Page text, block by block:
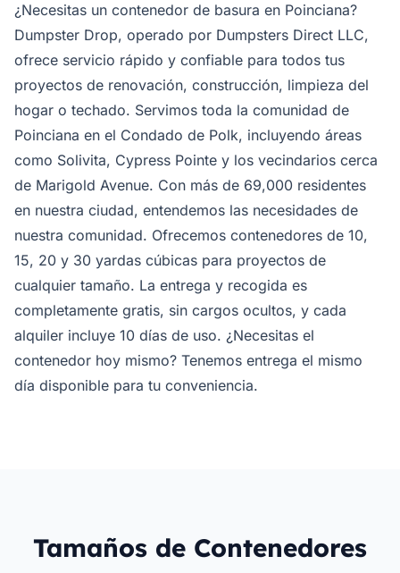
¿Necesitas un contenedor de basura en Poinciana?
Dumpster Drop, operado por Dumpsters Direct LLC,
ofrece servicio rápido y confiable para todos tus
proyectos de renovación, construcción, limpieza del
hogar o techado. Servimos toda la comunidad de
Poinciana en el Condado de Polk, incluyendo áreas
como Solivita, Cypress Pointe y los vecindarios cerca
de Marigold Avenue. Con más de 69,000 residentes
en nuestra ciudad, entendemos las necesidades de
nuestra comunidad. Ofrecemos contenedores de 10,
15, 20 y 30 yardas cúbicas para proyectos de
cualquier tamaño. La entrega y recogida es
completamente gratis, sin cargos ocultos, y cada
alquiler incluye 10 días de uso. ¿Necesitas el
contenedor hoy mismo? Tenemos entrega el mismo
día disponible para tu conveniencia.
Tamaños de Contenedores